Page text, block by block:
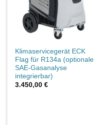
Klimaservicegerät ECK
Flag für R134a (optionale
SAE-Gasanalyse
integrierbar)
3.450,00€